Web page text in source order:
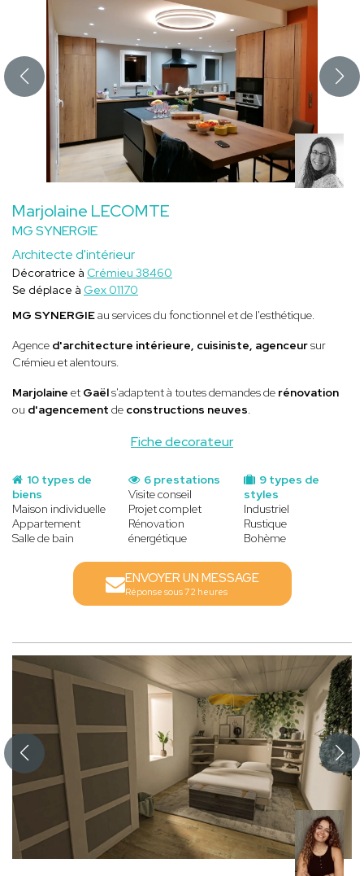
Marjolaine LECOMTE
MG SYNERGIE
Architecte d'intérieur
Fiche decorateur
Décoratrice à Crémieu 38460
Se déplace à Gex 01170
MG SYNERGIEau services du fonctionnel et de l'esthétique.
Agence d'architecture intérieure, cuisiniste, agenceursur
Crémieu et alentours.
Marjolaine et Gaëls'adaptent à toutes demandes de rénovation
ou d'agencement de constructions neuves.
10 types de
biens
Maison individuelle
Appartement
Salle de bain
9 types de
styles
Industriel
Rustique
Bohème
6 prestations
Visite conseil
Projet complet
Rénovation
énergétique
ENVOYER UN MESSAGE
Réponse sous 72 heures